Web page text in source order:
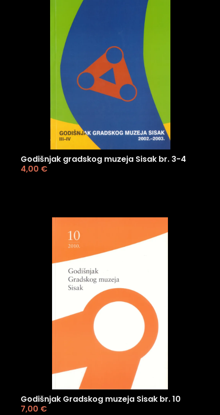
Godišnjak gradskog muzeja Sisak br. 3-4
4,00 €
Godišnjak Gradskog muzeja Sisak br. 10
7,00 €